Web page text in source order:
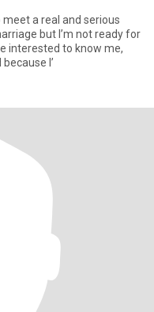
meet a real and serious
but I’m not ready for
interested to know me,
I’